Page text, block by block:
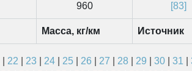
960 [83]
Масса, кг/км Источник
22 23 24| 25| 26 27 28| 29 30| 31